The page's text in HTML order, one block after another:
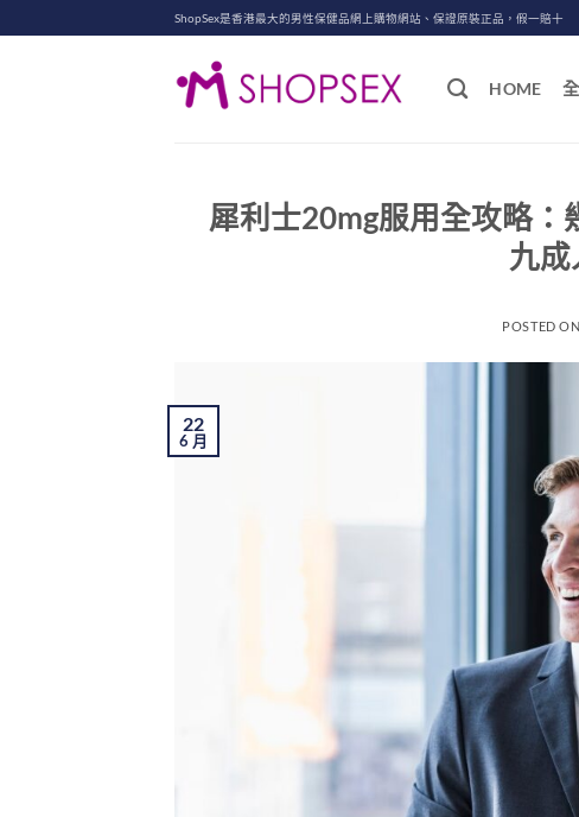
to
ShopSex是香港最大的男性保健品網上購物網站、保證原裝正品，假一賠十
HOME
犀利士20mg服用全攻略：
九
POSTED ON
22
6 月